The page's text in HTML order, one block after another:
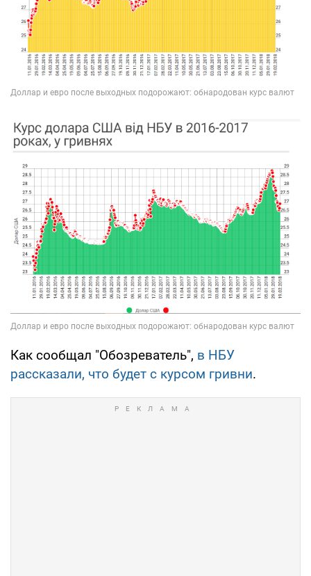
Как сообщал "Обозреватель", в НБУ
рассказали, что будет с курсом гривни.